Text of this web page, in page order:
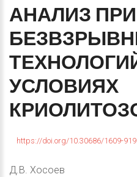
АНАЛИЗ
УСЛОВИЯХ
https://doi.org/10.30686/1609-
Д.В. Хосоев